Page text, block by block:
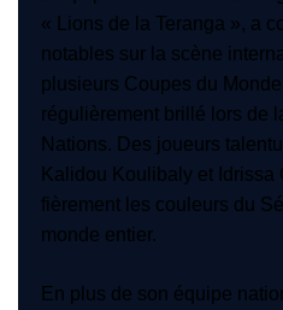
« Lions de la Teranga », a
notables sur la scène
plusieurs Coupes du
régulièrement brillé lors de
Nations. Des joueurs
Kalidou Koulibaly et Idrissa
fièrement les couleurs du
monde entier.
En plus de son équipe